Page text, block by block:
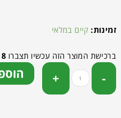
זמינות: קיים במלאי
ברכישת המוצר הזה עכשיו תצברו 8